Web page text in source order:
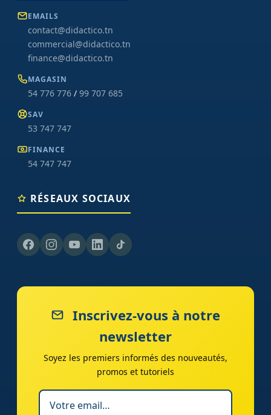
EMAILS
contact@didactico.tn
commercial@didactico.tn
finance@didactico.tn
MAGASIN
54 776 776 / 99 707 685
SAV
53 747 747
FINANCE
54 747 747
RÉSEAUX SOCIAUX
Inscrivez-vous à notre
newsletter
Soyez les premiers informés des nouveautés,
promos et tutoriels